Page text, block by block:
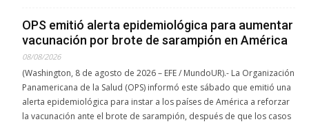
OPS emitió alerta epidemiológica para aumentar
vacunación por brote de sarampión en América
08/08/2026
(Washington, 8 de agosto de 2026 – EFE / MundoUR).- La Organización
Panamericana de la Salud (OPS) informó este sábado que emitió una
alerta epidemiológica para instar a los países de América a reforzar
la vacunación ante el brote de sarampión, después de que los casos